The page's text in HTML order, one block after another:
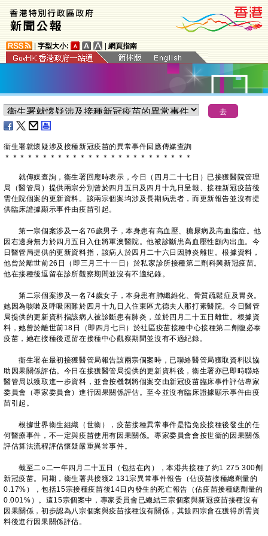
字型大小: 網頁指南
衞生署就懷疑涉及接種新冠疫苗的異常事件回應傳媒查詢
＊ ＊ ＊ ＊ ＊ ＊ ＊ ＊ ＊ ＊ ＊ ＊ ＊ ＊ ＊ ＊ ＊ ＊ ＊ ＊ ＊ ＊ ＊ ＊ ＊
就傳媒查詢，衞生署回應時表示，今日（四月二十七日）已接獲醫院管理
局（醫管局）提供兩宗分別曾於四月五日及四月十九日呈報、接種新冠疫苗後
需住院個案的更新資料。該兩宗個案均涉及長期病患者，而更新報告並沒有提
供臨床證據顯示事件由疫苗引起。
第一宗個案涉及一名76歲男子，本身患有高血壓、糖尿病及高血脂症。他
因右邊身無力於四月五日入住將軍澳醫院。他被診斷患高血壓性顱內出血。今
日醫管局提供的更新資料指，該病人於四月二十六日因肺炎離世。根據資料，
他曾於離世前26日（即三月三十一日）於私家診所接種第二劑科興新冠疫苗。
他在接種後逗留在診所觀察期間並沒有不適紀錄。
第二宗個案涉及一名74歲女子，本身患有肺纖維化、骨質疏鬆症及胃炎。
她因為咳嗽及呼吸困難於四月十九日入住東區尤德夫人那打素醫院。今日醫管
局提供的更新資料指該病人被診斷患有肺炎，並於四月二十五日離世。根據資
料，她曾於離世前18日（即四月七日）於社區疫苗接種中心接種第二劑復必泰
疫苗，她在接種後逗留在接種中心觀察期間並沒有不適紀錄。
衞生署在最初接獲醫管局報告該兩宗個案時，已聯絡醫管局獲取資料以協
助因果關係評估。今日在接獲醫管局提供的更新資料後，衞生署亦已即時聯絡
醫管局以獲取進一步資料，並會按機制將個案交由新冠疫苗臨床事件評估專家
委員會（專家委員會）進行因果關係評估。至今並沒有臨床證據顯示事件由疫
苗引起。
根據世界衞生組織（世衞），疫苗接種異常事件是指免疫接種後發生的任
何醫療事件，不一定與疫苗使用有因果關係。專家委員會會按世衞的因果關係
評估算法流程評估懷疑嚴重異常事件。
截至二○二一年四月二十五日（包括在內），本港共接種了約1 275 300劑
新冠疫苗。同期，衞生署共接獲2 131宗異常事件報告（佔疫苗接種總劑量的
0.17%），包括15宗接種疫苗後14日內發生的死亡報告（佔疫苗接種總劑量的
0.001%）。這15宗個案中，專家委員會已總結三宗個案與新冠疫苗接種沒有
因果關係，初步認為八宗個案與疫苗接種沒有關係，其餘四宗會在獲得所需資
料後進行因果關係評估。